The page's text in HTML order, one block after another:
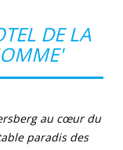
DE LA
au cœur du
paradis des